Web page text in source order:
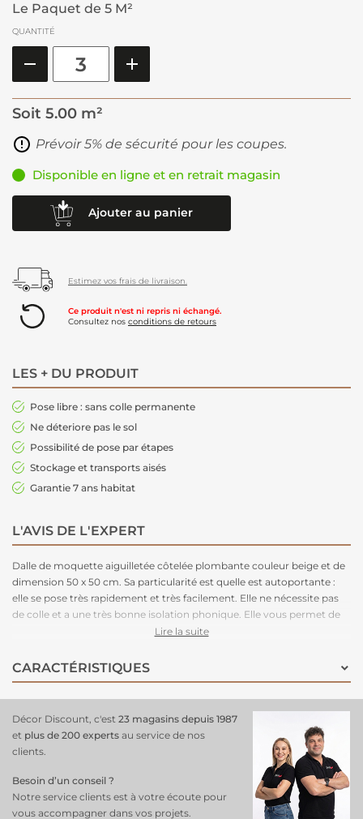
Le Paquet de 5 M²
QUANTITÉ
Soit 5.00 m²
Prévoir 5% de sécurité pour les coupes.
Disponible en ligne et en retrait magasin
Ajouter au panier
Estimez vos frais de livraison.
Ce produit n'est ni repris ni échangé.
Consultez nos conditions de retours
LES + DU PRODUIT
Pose libre : sans colle permanente
Ne déteriore pas le sol
Possibilité de pose par étapes
Stockage et transports aisés
Garantie 7 ans habitat
L'AVIS DE L'EXPERT
Dalle de moquette aiguilletée côtelée plombante couleur beige et de
dimension 50 x 50 cm. Sa particularité est quelle est autoportante :
elle se pose très rapidement et très facilement. Elle ne nécessite pas
de colle et a une très bonne isolation phonique. Elle vous permet de
refaire votre pièce un peu de temps. Très épaisse, elle apportera un
Lire la suite
CARACTÉRISTIQUES
Décor Discount, c'est 23 magasins depuis 1987
et plus de 200 experts au service de nos
clients.
Besoin d’un conseil ?
Notre service clients est à votre écoute pour
vous accompagner dans vos projets.